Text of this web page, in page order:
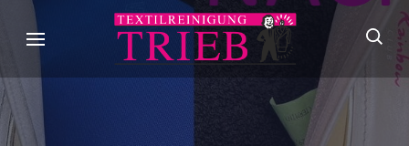
(Press
Enter)
Trieb
Meisterhafte
Textilpflege seit
über 90 Jahren in
Stuttgart